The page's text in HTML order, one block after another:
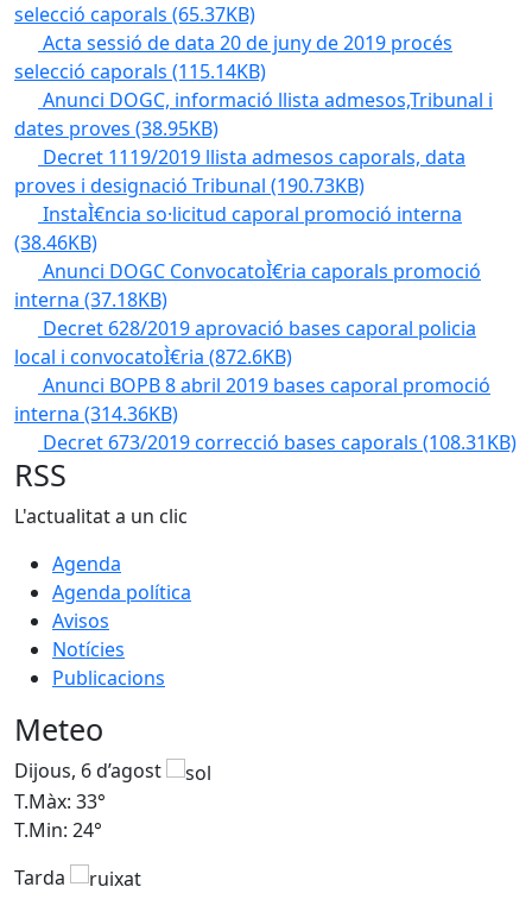
selecció caporals (65.37KB)
Acta sessió de data 20 de juny de 2019 procés
selecció caporals (115.14KB)
Anunci DOGC, informació llista admesos,Tribunal i
dates proves (38.95KB)
Decret 1119/2019 llista admesos caporals, data
proves i designació Tribunal (190.73KB)
InstaÌ€ncia so·licitud caporal promoció interna
(38.46KB)
Anunci DOGC ConvocatoÌ€ria caporals promoció
interna (37.18KB)
Decret 628/2019 aprovació bases caporal policia
local i convocatoÌ€ria (872.6KB)
Anunci BOPB 8 abril 2019 bases caporal promoció
interna (314.36KB)
Decret 673/2019 correcció bases caporals (108.31KB)
RSS
L'actualitat a un clic
Agenda
Agenda política
Avisos
Notícies
Publicacions
Meteo
Dijous, 6 d’agost
T.Màx: 33°
T.Min: 24°
Tarda